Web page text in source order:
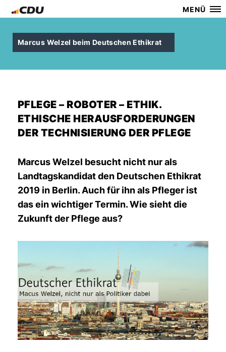
MENÜ
Marcus Welzel beim Deutschen Ethikrat
PFLEGE – ROBOTER – ETHIK.
ETHISCHE HERAUSFORDERUNGEN
DER TECHNISIERUNG DER PFLEGE
Marcus Welzel besucht nicht nur als
Landtagskandidat den Deutschen Ethikrat
2019 in Berlin. Auch für ihn als Pfleger ist
das ein wichtiger Termin. Wie sieht die
Zukunft der Pflege aus?